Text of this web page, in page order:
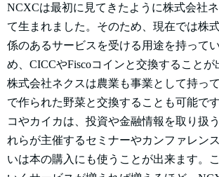
NCXCは最初に見てきたように株式会社
て生まれました。そのため、現在では株
係のあるサービスを受ける用途を持って
め、CICCやFiscoコインと交換することが
株式会社ネクスは農業も事業として持っ
で作られた野菜と交換することも可能で
コやカイカは、投資や金融情報を取り扱
れらが主催するセミナーやカンファレン
いは本の購入にも使うことが出来ます。